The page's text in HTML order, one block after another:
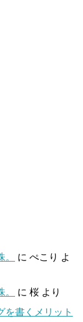
に ぺこり よ
に 桜 より
を書くメリット